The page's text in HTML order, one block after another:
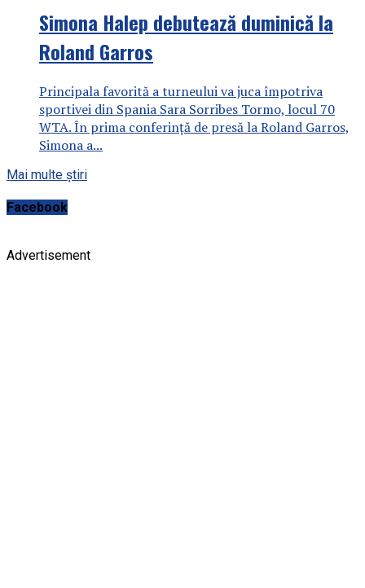
Simona Halep debutează duminică la
Roland Garros
Principala favorită a turneului va juca împotriva
sportivei din Spania Sara Sorribes Tormo, locul 70
WTA. În prima conferinţă de presă la Roland Garros,
Simona a...
Mai multe știri
Facebook
Advertisement